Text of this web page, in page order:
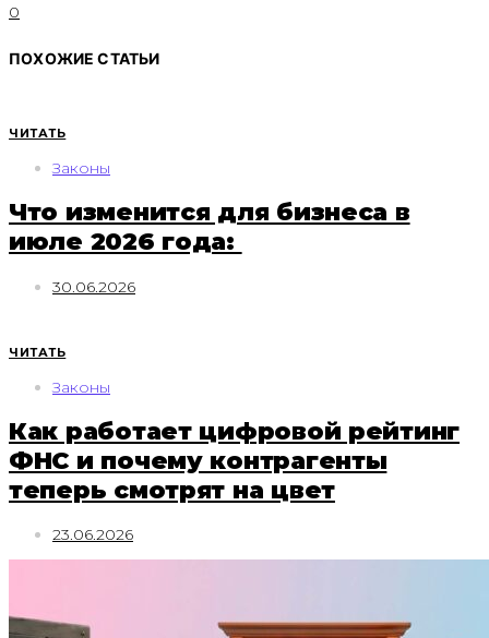
0
ПОХОЖИЕ СТАТЬИ
ЧИТАТЬ
Законы
Что изменится для бизнеса в
июле 2026 года:
30.06.2026
ЧИТАТЬ
Законы
Как работает цифровой рейтинг
ФНС и почему контрагенты
теперь смотрят на цвет
23.06.2026